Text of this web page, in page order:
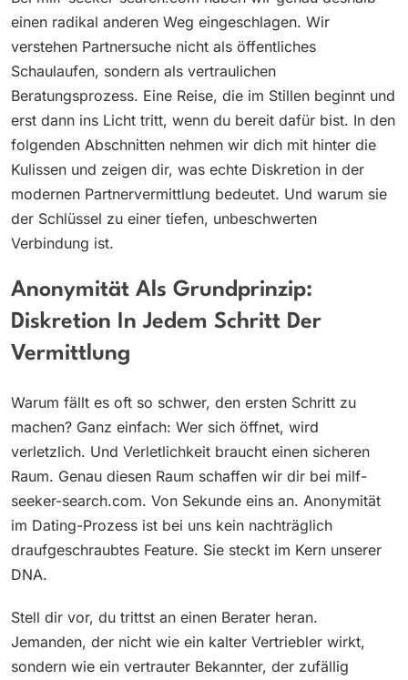
einen radikal anderen Weg eingeschlagen. Wir
verstehen Partnersuche nicht als öffentliches
Schaulaufen, sondern als vertraulichen
Beratungsprozess. Eine Reise, die im Stillen beginnt und
erst dann ins Licht tritt, wenn du bereit dafür bist. In den
folgenden Abschnitten nehmen wir dich mit hinter die
Kulissen und zeigen dir, was echte Diskretion in der
modernen Partnervermittlung bedeutet. Und warum sie
der Schlüssel zu einer tiefen, unbeschwerten
Verbindung ist.
Anonymität Als Grundprinzip:
Diskretion In Jedem Schritt Der
Vermittlung
Warum fällt es oft so schwer, den ersten Schritt zu
machen? Ganz einfach: Wer sich öffnet, wird
verletzlich. Und Verletlichkeit braucht einen sicheren
Raum. Genau diesen Raum schaffen wir dir bei milf-
seeker-search.com. Von Sekunde eins an. Anonymität
im Dating-Prozess ist bei uns kein nachträglich
draufgeschraubtes Feature. Sie steckt im Kern unserer
DNA.
Stell dir vor, du trittst an einen Berater heran.
Jemanden, der nicht wie ein kalter Vertriebler wirkt,
sondern wie ein vertrauter Bekannter, der zufällig